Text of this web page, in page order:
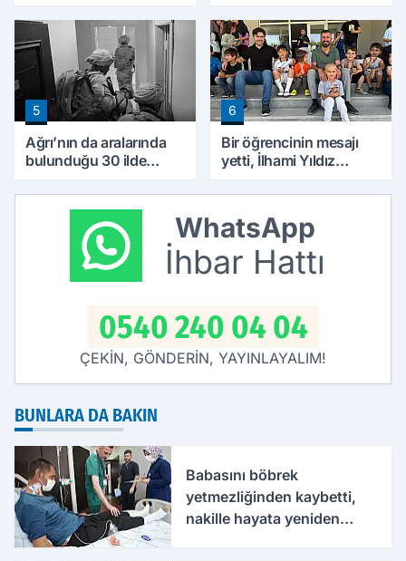
ilgi görüyor
5
Ağrı’nın da aralarında
bulunduğu 30 ilde
şüpheli yakalandı
6
Bir öğrencinin mesajı
yetti, İlhami Yıldız
WhatsApp
İhbar Hattı
0540 240 04 04
ÇEKİN, GÖNDERİN, YAYINLAYALIM!
BUNLARA DA BAKIN
Babasını böbrek
yetmezliğinden kaybetti,
nakille hayata yeniden